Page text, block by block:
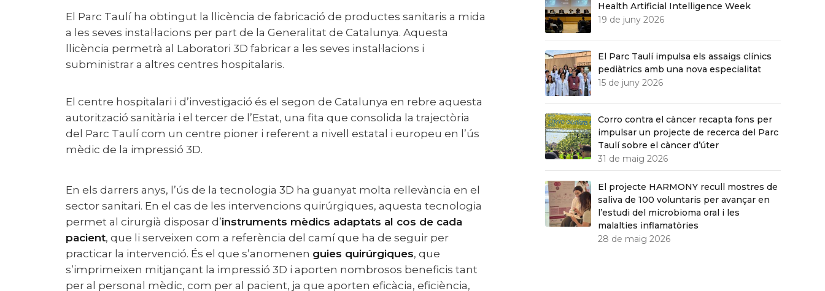
El Parc Taulí ha obtingut la
llicència de fabricació de productes sanitaris a mida
a les seves instal·lacions per part de la Generalitat de Catalunya. Aquesta
llicència permetrà al Laboratori 3D fabricar a les seves instal·lacions i
subministrar a altres centres hospitalaris.
El centre hospitalari i d’investigació és el segon de Catalunya en rebre aquesta
autorització sanitària i el tercer de l’Estat, una fita que consolida la trajectòria
del Parc Taulí com un centre pioner i referent a nivell estatal i europeu en l’ús
mèdic de la impressió 3D.
En els darrers anys, l’ús de la tecnologia 3D ha guanyat molta rellevància en el
sector sanitari. En el cas de les intervencions quirúrgiques, aquesta tecnologia
permet al cirurgià disposar d’instruments mèdics adaptats al cos de cada
pacient, que li serveixen com a referència del camí que ha de seguir per
practicar la intervenció. És el que s’anomenen guies quirúrgiques, que
s’imprimeixen mitjançant la impressió 3D i aporten nombrosos beneficis tant
per al personal mèdic, com per al pacient, ja que aporten eficàcia, eficiència,
Health Artificial Intelligence Week
19 de juny 2026
El Parc Taulí impulsa els assaigs clínics
pediàtrics amb una nova especialitat
15 de juny 2026
Corro contra el càncer recapta fons per
impulsar un projecte de recerca del Parc
Taulí sobre el càncer d’úter
31 de maig 2026
El projecte HARMONY recull mostres de
saliva de 100 voluntaris per avançar en
l’estudi del microbioma oral i les
malalties inflamatòries
28 de maig 2026